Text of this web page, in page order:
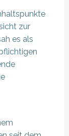
zur
es als